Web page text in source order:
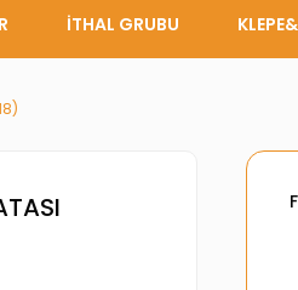
İTHAL GRUBU